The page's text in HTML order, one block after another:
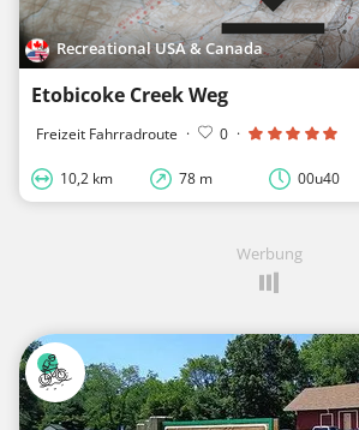
Recreational USA & Canada
Etobicoke Creek Weg
Freizeit Fahrradroute · 0 ·
10,2 km 78 m 00u40
Werbung